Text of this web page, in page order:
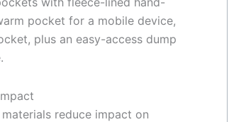
pocket for a mobile device,
plus an easy-access dump
reduce impact on